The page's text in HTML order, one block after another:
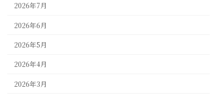
2026年7月
2026年6月
2026年5月
2026年4月
2026年3月